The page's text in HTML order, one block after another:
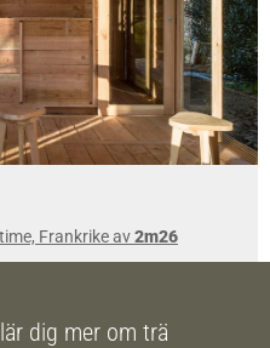
Frankrike av2m26
dig mer om trä